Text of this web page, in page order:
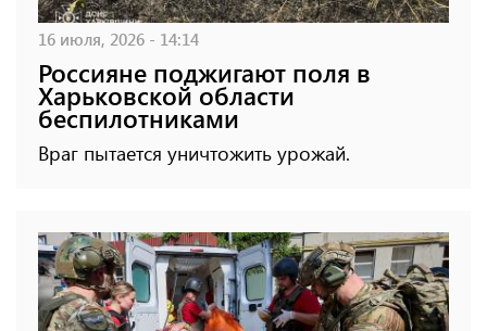
16 июля, 2026 - 14:14
Россияне поджигают поля в
Харьковской области
беспилотниками
Враг пытается уничтожить урожай.